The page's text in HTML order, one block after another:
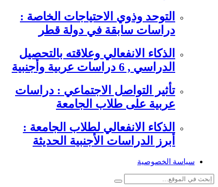
التوحد وذوي الاحتياجات الخاصة :
دراسات سابقة في دولة قطر
الذكاء الانفعالي وعلاقته بالتحصيل
الدراسي , 6 دراسات عربية وأجنبية
تأثير التواصل الاجتماعي : دراسات
عربية على طلاب الجامعة
الذكاء الانفعالي لطلاب الجامعة :
أبرز الدراسات الأجنبية الحديثة
سياسة الخصوصية